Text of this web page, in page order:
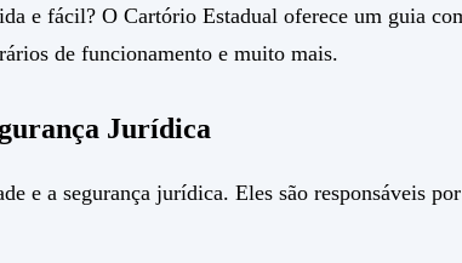
e fácil? O Cartório Estadual oferece um guia
de funcionamento e muito mais.
Jurídica
e a segurança jurídica. Eles são responsáveis